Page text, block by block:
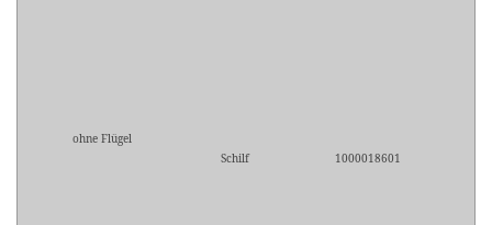
ohne Flügel
Schilf
1000018601